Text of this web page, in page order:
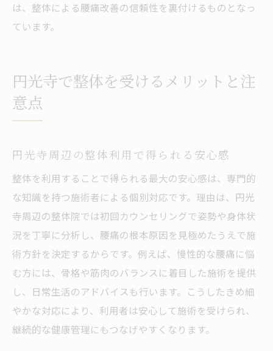
は、整体による腰痛改善の信頼性を裏付けるものとなっ
ています。
円光寺で整体を受けるメリットと注
意点
円光寺周辺の整体利用で得られる安心感
整体を利用することで得られる最大の安心感は、専門的
な知識を持つ施術者による個別対応です。理由は、円光
寺周辺の整体院では初回カウンセリングで姿勢や身体状
況を丁寧に分析し、腰痛の根本原因を見極めたうえで施
術方針を決定するからです。例えば、慢性的な腰痛に悩
む方には、骨格や筋肉のバランスに着目した施術を提供
し、日常生活のアドバイスも行います。こうしたきめ細
やかな対応により、利用者は安心して施術を受けられ、
継続的な健康管理にもつなげやすくなります。